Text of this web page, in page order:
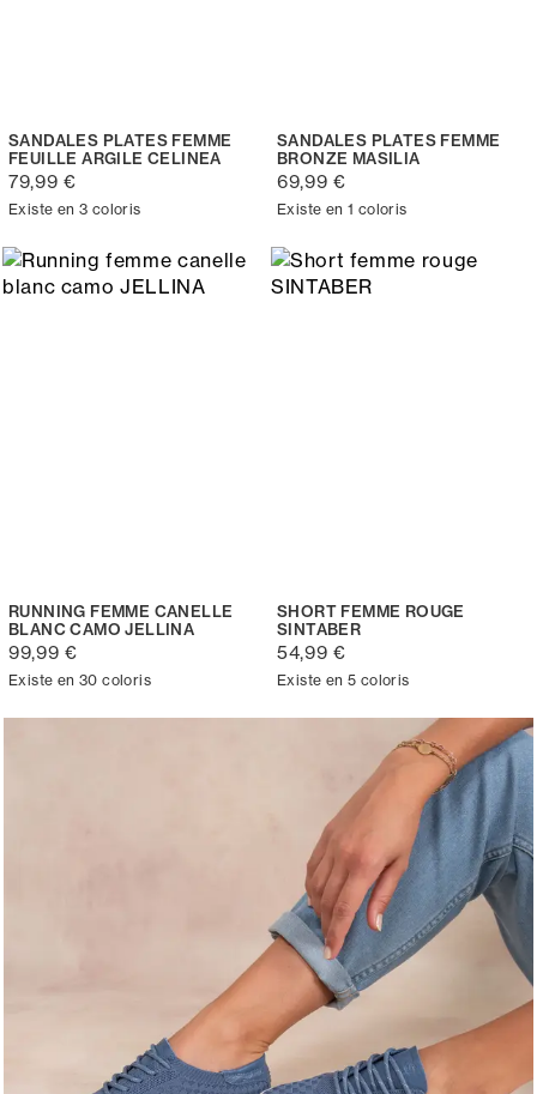
SANDALES PLATES FEMME
FEUILLE ARGILE CELINEA
79,99 €
Existe en 3 coloris
SANDALES PLATES FEMME
BRONZE MASILIA
69,99 €
Existe en 1 coloris
RUNNING FEMME CANELLE
BLANC CAMO JELLINA
99,99 €
Existe en 30 coloris
SHORT FEMME ROUGE
SINTABER
54,99 €
Existe en 5 coloris